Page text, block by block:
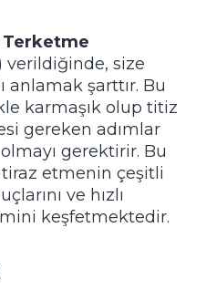
Terketme
verildiğinde, size
anlamak şarttır. Bu
karmaşık olup titiz
gereken adımlar
gerektirir. Bu
etmenin çeşitli
ve hızlı
keşfetmektedir.